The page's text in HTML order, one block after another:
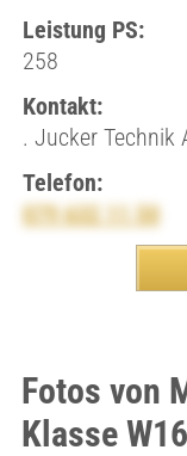
Leistung PS:
258
Kontakt:
. Jucker Technik
Telefon:
079 632 11 50
Fotos von
Klasse